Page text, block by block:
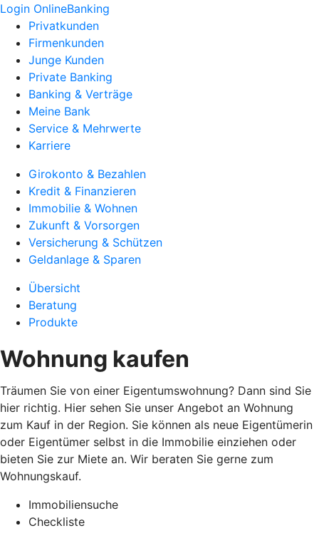
Login OnlineBanking
Privatkunden
Firmenkunden
Junge Kunden
Private Banking
Banking & Verträge
Meine Bank
Service & Mehrwerte
Karriere
Girokonto & Bezahlen
Kredit & Finanzieren
Immobilie & Wohnen
Zukunft & Vorsorgen
Versicherung & Schützen
Geldanlage & Sparen
Übersicht
Beratung
Produkte
Wohnung kaufen
Träumen Sie von einer Eigentumswohnung? Dann sind Sie
hier richtig. Hier sehen Sie unser Angebot an Wohnung
zum Kauf in der Region. Sie können als neue Eigentümerin
oder Eigentümer selbst in die Immobilie einziehen oder
bieten Sie zur Miete an. Wir beraten Sie gerne zum
Wohnungskauf.
Immobiliensuche
Checkliste